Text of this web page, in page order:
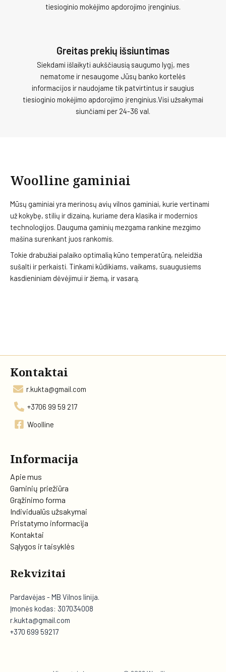
tiesioginio mokėjimo apdorojimo įrenginius.
Greitas prekių išsiuntimas
Siekdami išlaikyti aukščiausią saugumo lygį, mes
nematome ir nesaugome Jūsų banko kortelės
informacijos ir naudojame tik patvirtintus ir saugius
tiesioginio mokėjimo apdorojimo įrenginius.Visi užsakymai
siunčiami per 24-36 val.
Woolline gaminiai
Mūsų gaminiai yra merinosų avių vilnos gaminiai, kurie vertinami
už kokybę, stilių ir dizainą, kuriame dera klasika ir modernios
technologijos. Dauguma gaminių mezgama rankine mezgimo
mašina surenkant juos rankomis.
Tokie drabužiai palaiko optimalią kūno temperatūrą, neleidžia
sušalti ir perkaisti. Tinkami kūdikiams, vaikams, suaugusiems
kasdieniniam dėvėjimui ir žiemą, ir vasarą.
Kontaktai
r.kukta@gmail.com
+3706 99 59 217
Woolline
Informacija
Apie mus
Gaminių priežiūra
Grąžinimo forma
Individualūs užsakymai
Pristatymo informacija
Kontaktai
Sąlygos ir taisyklės
Rekvizitai
Pardavėjas - MB Vilnos linija.
Įmonės kodas: 307034008
r.kukta@gmail.com
+370 699 59217